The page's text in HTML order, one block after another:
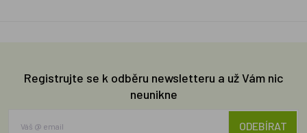
Registrujte se k odběru newsletteru a už Vám nic
neunikne
ODEBÍRAT